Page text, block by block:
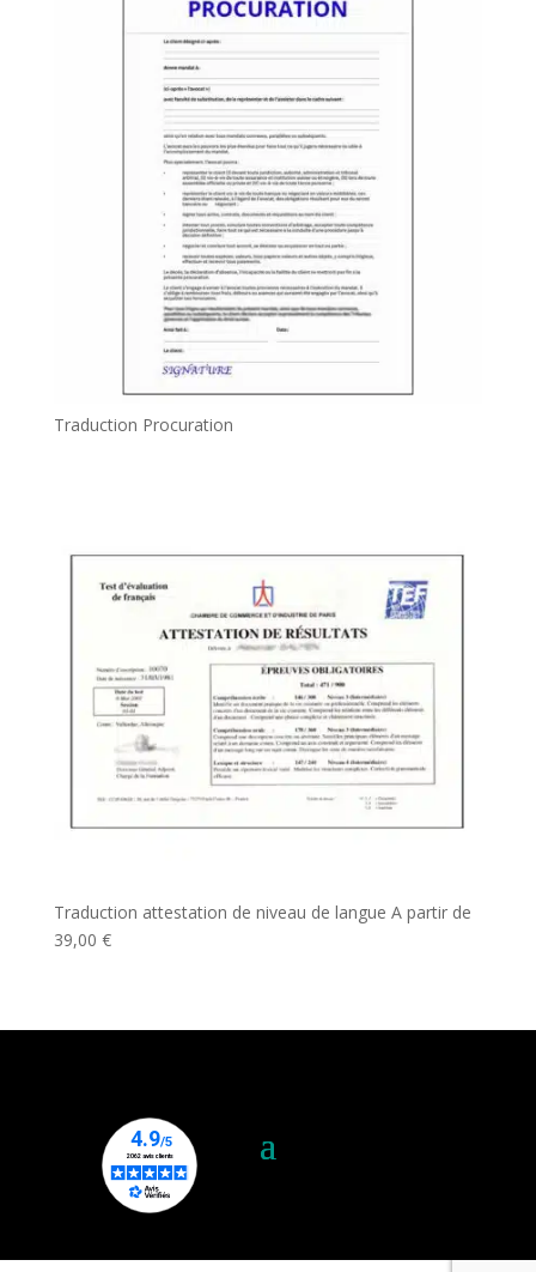
Traduction Procuration
Traduction attestation de niveau de langue A partir de
39,00 €